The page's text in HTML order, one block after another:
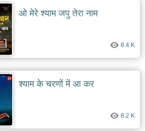
ओ मेरे श्याम जपु तेरा नाम
8.4 K
श्याम के चरणों में आ कर
8.2 K